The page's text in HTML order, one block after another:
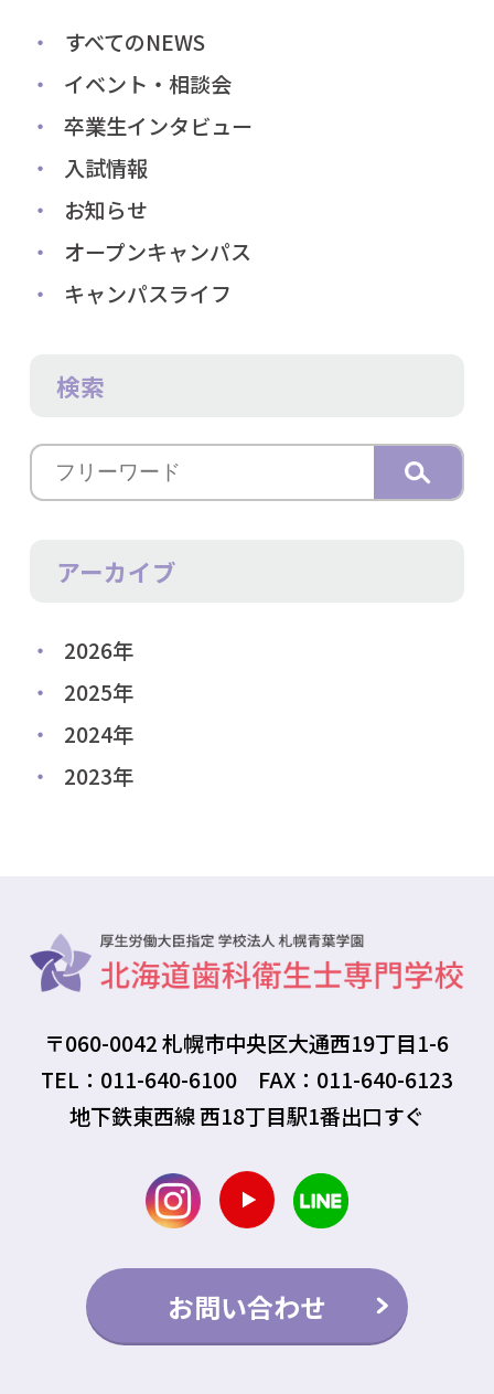
すべてのNEWS
イベント・相談会
卒業生インタビュー
入試情報
お知らせ
オープンキャンパス
キャンパスライフ
検索
アーカイブ
2026年
2025年
2024年
2023年
〒060-0042 札幌市中央区大通西19丁目1-6
TEL：011-640-6100 FAX：011-640-6123
地下鉄東西線 西18丁目駅1番出口すぐ
お問い合わせ